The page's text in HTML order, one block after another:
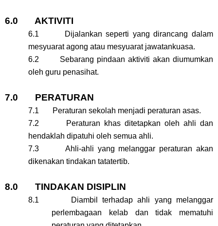
6.0 AKTIVITI
6.1 Dijalankan seperti yang dirancang dalam
mesyuarat agong atau mesyuarat jawatankuasa.
6.2 Sebarang pindaan aktiviti akan diumumkan
oleh guru penasihat.
7.0 PERATURAN
7.1 Peraturan sekolah menjadi peraturan asas.
7.2 Peraturan khas ditetapkan oleh ahli dan
hendaklah dipatuhi oleh semua ahli.
7.3 Ahli-ahli yang melanggar peraturan akan
dikenakan tindakan tatatertib.
8.0 TINDAKAN DISIPLIN
8.1 Diambil terhadap ahli yang melanggar
perlembagaan kelab dan tidak mematuhi